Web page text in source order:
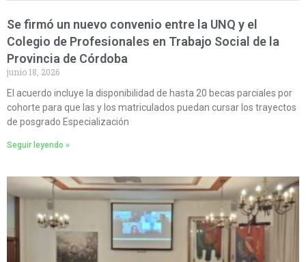
Se firmó un nuevo convenio entre la UNQ y el
Colegio de Profesionales en Trabajo Social de la
Provincia de Córdoba
junio 18, 2026
El acuerdo incluye la disponibilidad de hasta 20 becas parciales por
cohorte para que las y los matriculados puedan cursar los trayectos
de posgrado Especialización
Seguir leyendo »